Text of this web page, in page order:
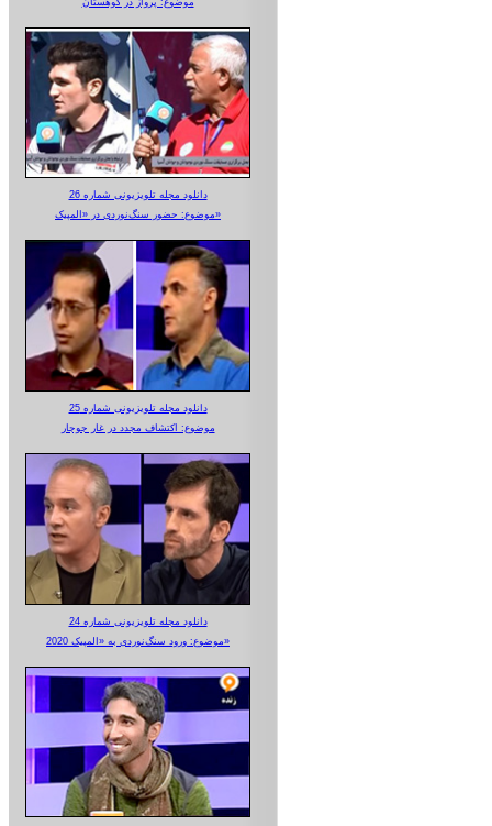
دانلود مجله تلویزیونی شماره 26
موضوع: حضور سنگ‌نوردی در «المپیک»
دانلود مجله تلویزیونی شماره 25
موضوع: اکتشاف مجدد در غار جوجار
دانلود مجله تلویزیونی شماره 24
موضوع: ورود سنگ‌نوردی به «المپیک 2020»